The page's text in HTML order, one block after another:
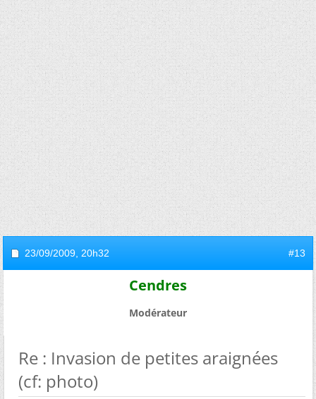
23/09/2009, 20h32 #13
Cendres
Modérateur
Re : Invasion de petites araignées
(cf: photo)